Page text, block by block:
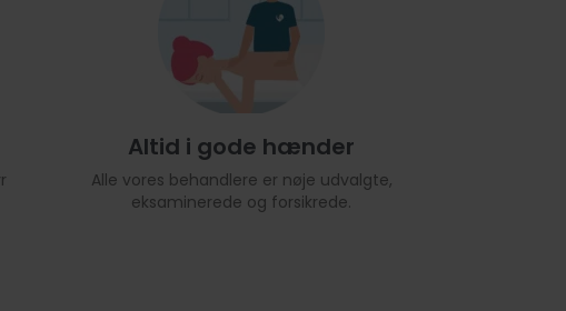
Altid i gode hænder
Alle vores behandlere er nøje udvalgte,
eksaminerede og forsikrede.